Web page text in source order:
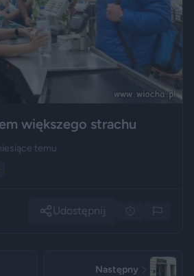
większego strachu
temu
Udostępnij
Następny